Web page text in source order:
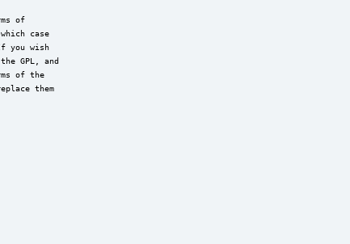
of
case
you wish
GPL, and
of the
them